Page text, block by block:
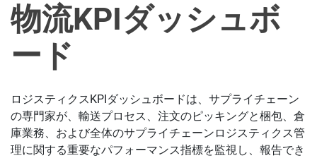
物流KPIダッシュボ
ード
ロジスティクスKPIダッシュボードは、サプライチェーン
の専門家が、輸送プロセス、注文のピッキングと梱包、倉
庫業務、および全体のサプライチェーンロジスティクス管
理に関する重要なパフォーマンス指標を監視し、報告でき